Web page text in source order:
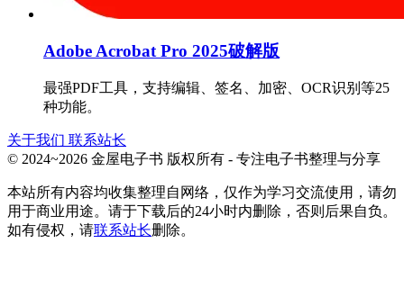
Adobe Acrobat Pro 2025破解版
最强PDF工具，支持编辑、签名、加密、OCR识别等25
种功能。
关于我们 联系站长
© 2024~2026 金屋电子书 版权所有 - 专注电子书整理与分享
本站所有内容均收集整理自网络，仅作为学习交流使用，请勿
用于商业用途。请于下载后的24小时内删除，否则后果自负。
如有侵权，请联系站长删除。